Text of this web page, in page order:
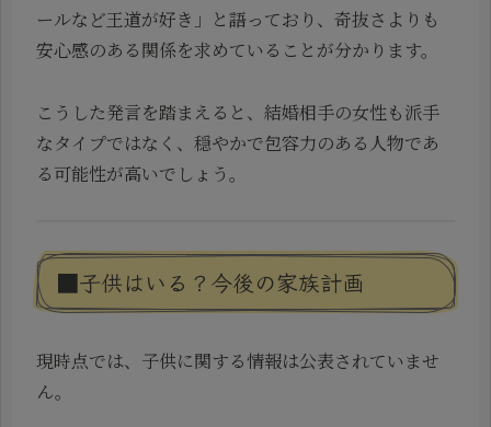
ールなど王道が好き」と語っており、奇抜さよりも
安心感のある関係を求めていることが分かります。
こうした発言を踏まえると、結婚相手の女性も派手
なタイプではなく、穏やかで包容力のある人物であ
る可能性が高いでしょう。
■子供はいる？今後の家族計画
現時点では、子供に関する情報は公表されていませ
ん。